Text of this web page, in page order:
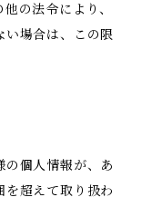
の法令により、
い場合は、この限
の個人情報が、あ
を超えて取り扱わ